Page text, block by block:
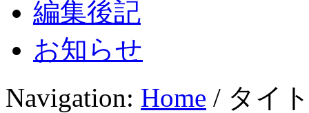
編集後記
お知らせ
Navigation: Home / タイ